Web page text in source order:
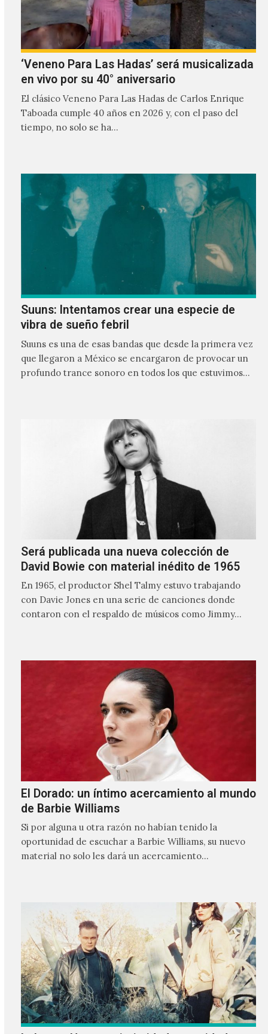
‘Veneno Para Las Hadas’ será musicalizada
en vivo por su 40° aniversario
El clásico Veneno Para Las Hadas de Carlos Enrique
Taboada cumple 40 años en 2026 y, con el paso del
tiempo, no solo se ha…
Suuns: Intentamos crear una especie de
vibra de sueño febril
Suuns es una de esas bandas que desde la primera vez
que llegaron a México se encargaron de provocar un
profundo trance sonoro en todos los que estuvimos
Será publicada una nueva colección de
David Bowie con material inédito de 1965
En 1965, el productor Shel Talmy estuvo trabajando
con Davie Jones en una serie de canciones donde
contaron con el respaldo de músicos como Jimmy…
El Dorado: un íntimo acercamiento al mundo
de Barbie Williams
Si por alguna u otra razón no habían tenido la
oportunidad de escuchar a Barbie Williams, su nuevo
material no solo les dará un acercamiento…